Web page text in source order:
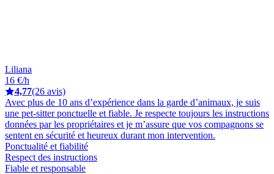
Liliana
16 €/h
4,77(26 avis)
Avec plus de 10 ans d’expérience dans la garde d’animaux, je suis
une pet-sitter ponctuelle et fiable. Je respecte toujours les instructions
données par les propriétaires et je m’assure que vos compagnons se
sentent en sécurité et heureux durant mon intervention.
Ponctualité et fiabilité
Respect des instructions
Fiable et responsable